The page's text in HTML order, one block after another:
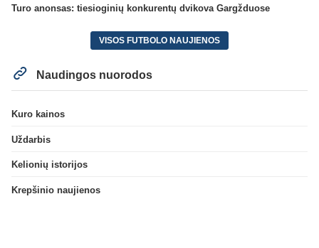
Turo anonsas: tiesioginių konkurentų dvikova Gargžduose
VISOS FUTBOLO NAUJIENOS
Naudingos nuorodos
Kuro kainos
Uždarbis
Kelionių istorijos
Krepšinio naujienos